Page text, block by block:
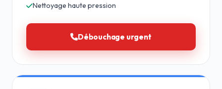
Nettoyage haute pression
Débouchage urgent